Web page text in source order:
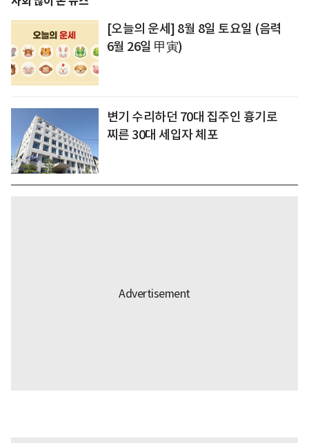
[오늘의 운세] 8월 8일 토요일 (음력
6월 26일 甲寅)
변기 수리하던 70대 집주인 흉기로
찌른 30대 세입자 체포